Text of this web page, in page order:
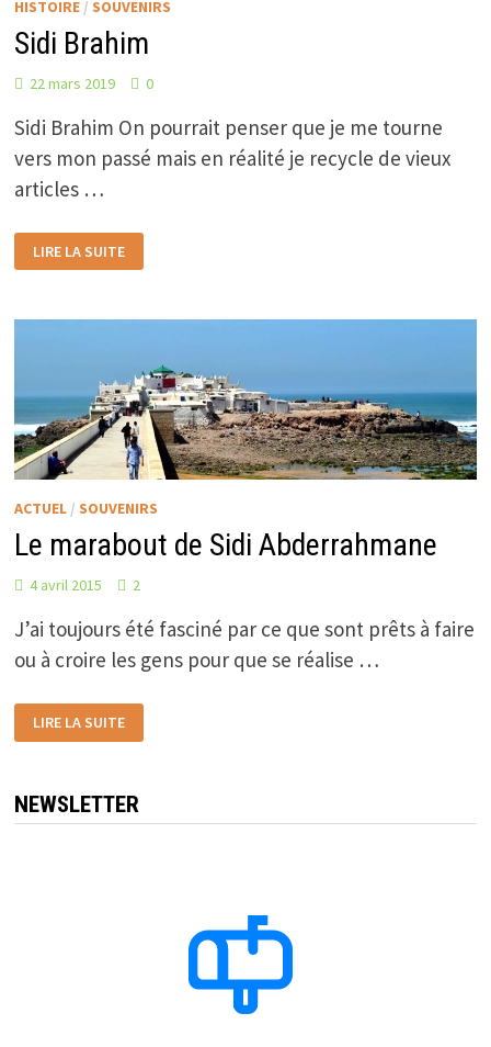
HISTOIRE /SOUVENIRS
Sidi Brahim
22 mars 2019 0
Sidi Brahim On pourrait penser que je me tourne
vers mon passé mais en réalité je recycle de vieux
articles …
BRAHIM
LIRE LA SUITE
ACTUEL /SOUVENIRS
Le marabout de Sidi Abderrahmane
4 avril 2015 2
J’ai toujours été fasciné par ce que sont prêts à faire
ou à croire les gens pour que se réalise …
MARABOUT
DE
LIRE LA SUITE
NEWSLETTER